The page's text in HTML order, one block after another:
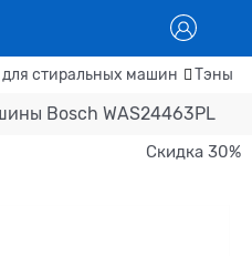
стиральных машин Тэны
Bosch WAS24463PL
Скидка 30%